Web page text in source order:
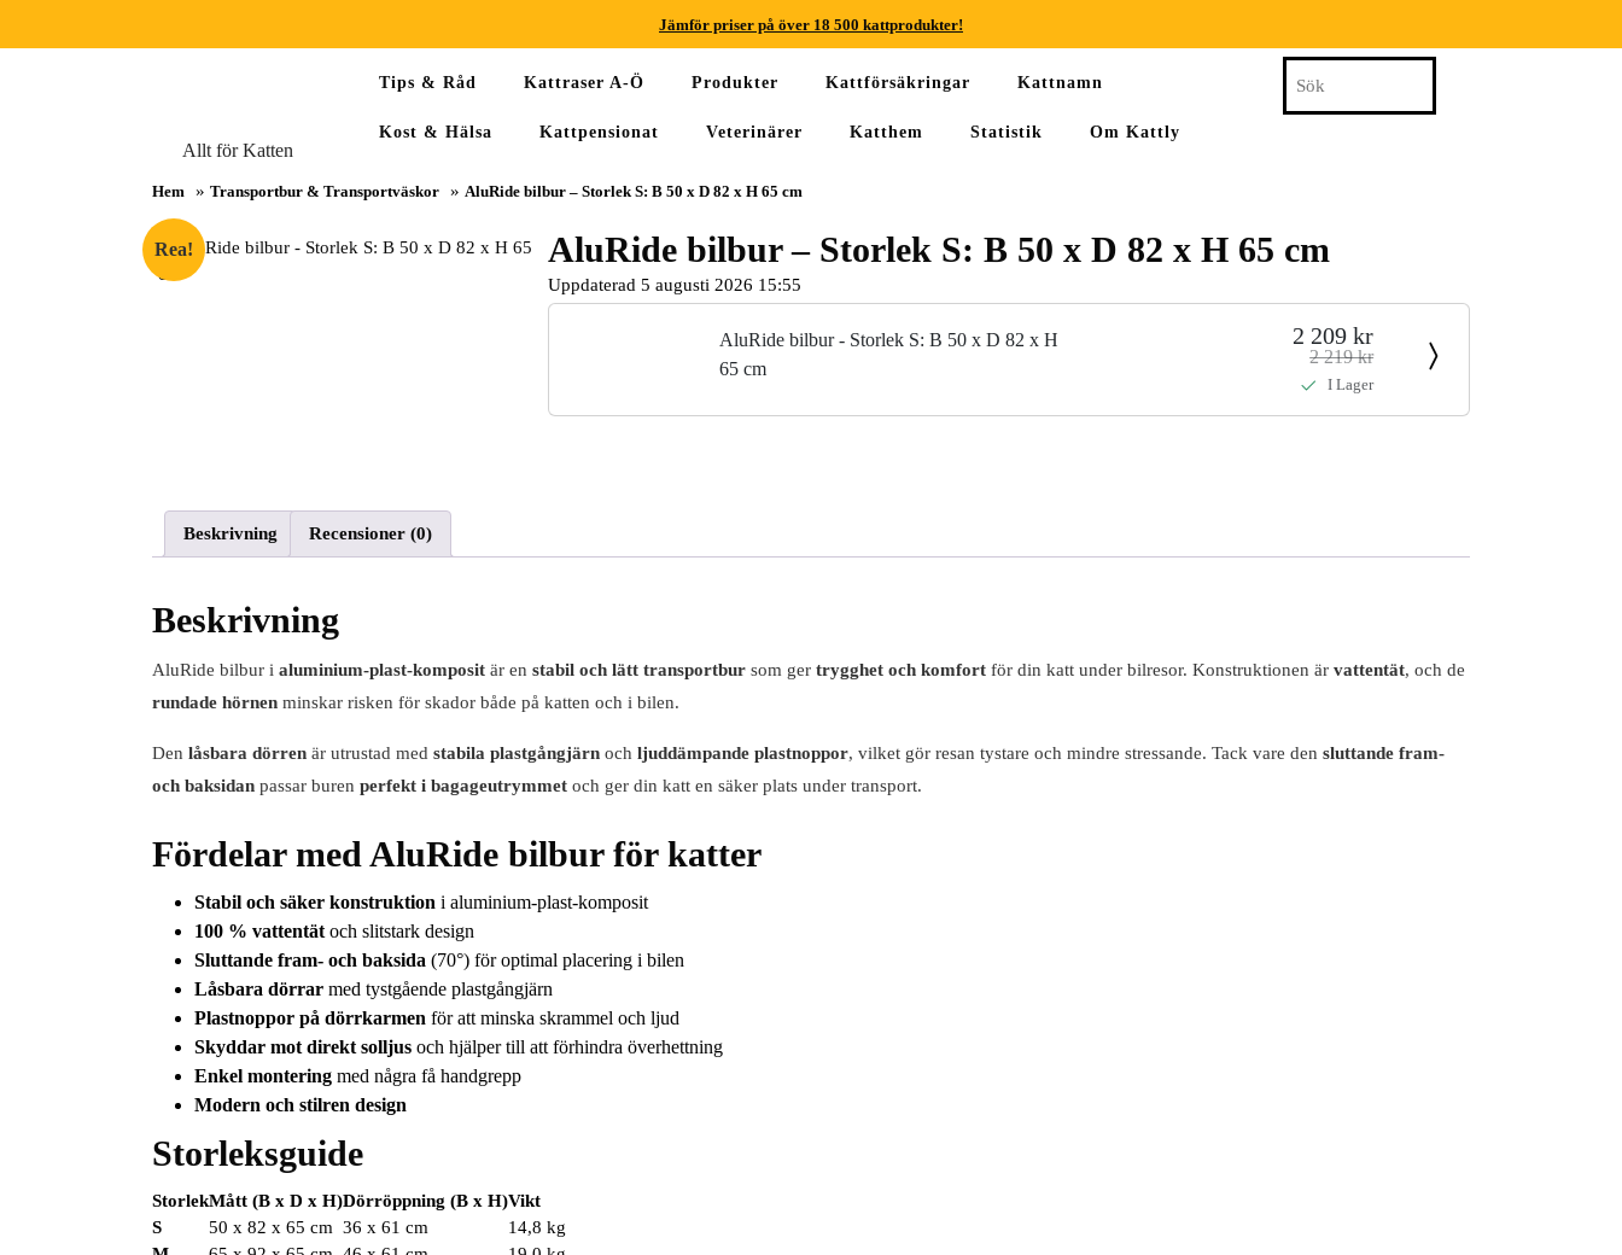
Jämför priser på över 18 500 kattprodukter!
Jämför priser på över 18 500 kattprodukter!
Jämför priser på över 18 500 kattprodukter!
Allt för Katten
Tips & Råd Kattraser A-Ö Produkter Kattförsäkringar Kattnamn
Kost & Hälsa Kattpensionat Veterinärer Katthem Statistik Om Kattly
for:
Hem » Transportbur & Transportväskor » AluRide bilbur – Storlek S: B 50 x D 82 x H 65 cm
Rea! AluRide bilbur – Storlek S: B 50 x D 82 x H 65 cm
Uppdaterad 5 augusti 2026 15:55
AluRide bilbur - Storlek S: B 50 x D 82 x H
65 cm
2 209 kr
2 219 kr
I Lager
Beskrivning Recensioner (0)
Beskrivning
AluRide bilbur i aluminium-plast-komposit är en stabil och lätt transportbur som ger trygghet och komfort för din katt under bilresor. Konstruktionen är vattentät, och de
rundade hörnen minskar risken för skador både på katten och i bilen.
Den låsbara dörren är utrustad med stabila plastgångjärn och ljuddämpande plastnoppor, vilket gör resan tystare och mindre stressande. Tack vare den sluttande fram-
och baksidan passar buren perfekt i bagageutrymmet och ger din katt en säker plats under transport.
Fördelar med AluRide bilbur för katter
Stabil och säker konstruktion i aluminium-plast-komposit
100 % vattentät och slitstark design
Sluttande fram- och baksida (70°) för optimal placering i bilen
Låsbara dörrar med tystgående plastgångjärn
Plastnoppor på dörrkarmen för att minska skrammel och ljud
Skyddar mot direkt solljus och hjälper till att förhindra överhettning
Enkel montering med några få handgrepp
Modern och stilren design
Storleksguide
StorlekMått (B x D x H)Dörröppning (B x H)Vikt
S
50 x 82 x 65 cm 36 x 61 cm
14,8 kg